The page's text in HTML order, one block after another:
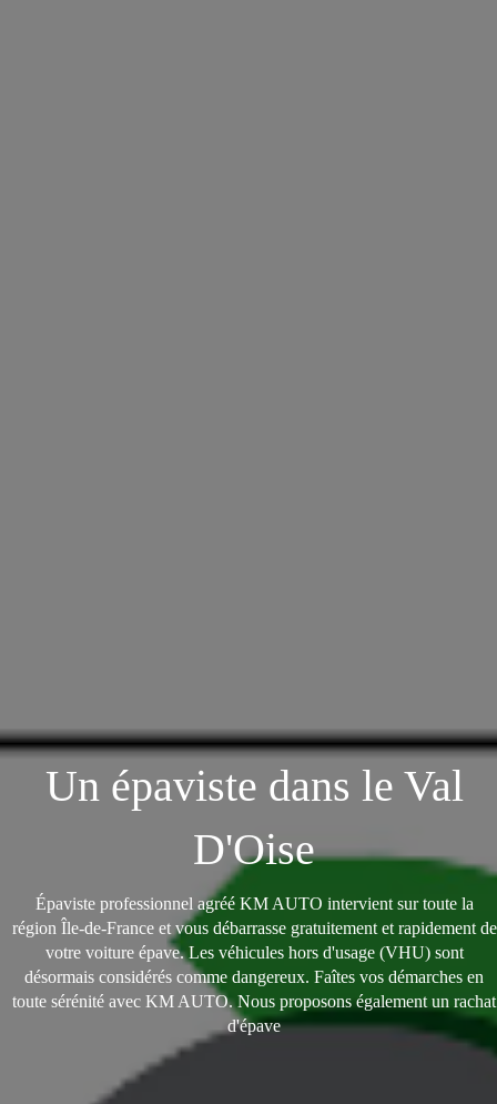
Un épaviste dans le Val
D'Oise
Épaviste professionnel agréé KM AUTO intervient sur toute la
région Île-de-France et vous débarrasse gratuitement et rapidement de
votre voiture épave. Les véhicules hors d'usage (VHU) sont
désormais considérés comme dangereux. Faîtes vos démarches en
toute sérénité avec KM AUTO. Nous proposons également un rachat
d'épave